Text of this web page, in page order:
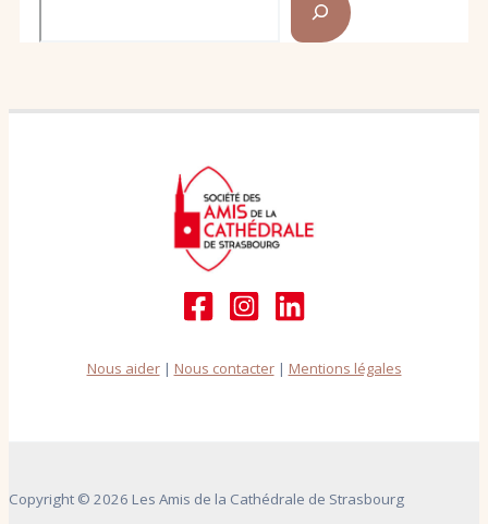
Nous aider| Nous contacter| Mentions légales
Copyright © 2026 Les Amis de la Cathédrale de Strasbourg